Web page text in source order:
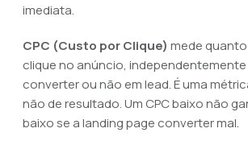
imediata.
CPC (Custo por Clique) mede
clique no anúncio,
converter ou não em lead. É uma
não de resultado. Um CPC baixo não
baixo se a landing page converter mal.